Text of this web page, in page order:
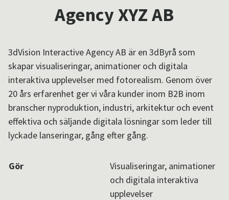
Så fungerar SPOK
Om SPOK
Samarbeten
Aktuellt i SPOK-nätverket
Agency XYZ AB
3dVision Interactive Agency AB är en 3dByrå som
skapar visualiseringar, animationer och digitala
interaktiva upplevelser med fotorealism. Genom över
20 års erfarenhet ger vi våra kunder inom B2B inom
branscher nyproduktion, industri, arkitektur och event
effektiva och säljande digitala lösningar som leder till
lyckade lanseringar, gång efter gång.
Gör
Visualiseringar, animationer
och digitala interaktiva
upplevelser